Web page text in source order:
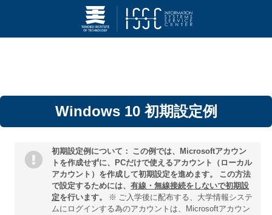
Windows 10 初期設定例
初期設定例について： この例では、Microsoftアカウン
トを作成せずに、PCだけで使えるアカウント（ローカル
アカウント）を作成して初期設定を進めます。
この方法
で設定するためには、 有線・無線接続をしないで初期設
定を行います。 ※ ご入学後に配布する、大学情報システ
ムにログインする為のアカウントは、Microsoftアカウン